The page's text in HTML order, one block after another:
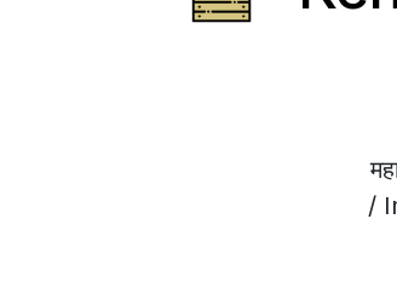
/